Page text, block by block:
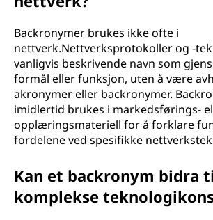
Backronymer brukes ikke ofte i
nettverk.Nettverksprotokoller og -
vanligvis beskrivende navn som
formål eller funksjon, uten å være
akronymer eller backronymer.
imidlertid brukes i markedsførings-
opplæringsmateriell for å forklare
fordelene ved spesifikke
Kan et backronym bidra
komplekse